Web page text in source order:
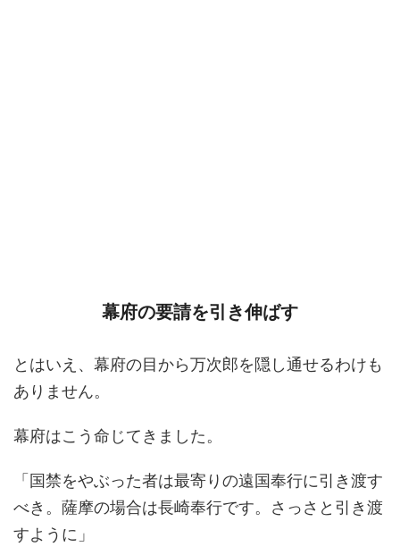
幕府の要請を引き伸ばす
とはいえ、幕府の目から万次郎を隠し通せるわけも
ありません。
幕府はこう命じてきました。
「国禁をやぶった者は最寄りの遠国奉行に引き渡す
べき。薩摩の場合は長崎奉行です。さっさと引き渡
すように」